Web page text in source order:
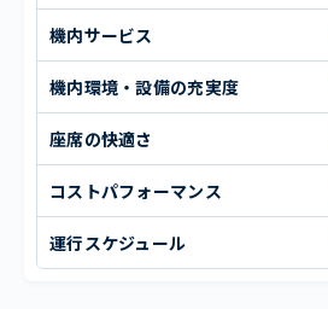
機内サービス
機内環境・設備の充実度
座席の快適さ
コストパフォーマンス
運行スケジュール